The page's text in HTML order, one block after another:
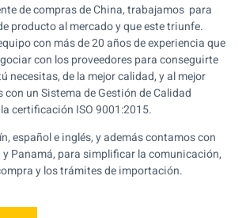
de compras de China, trabajamos para
producto al mercado y que este triunfe.
con más de 20 años de experiencia que
con los proveedores para conseguirte
necesitas, de la mejor calidad, y al mejor
un Sistema de Gestión de Calidad
certificación ISO 9001:2015.
español e inglés, y además contamos con
Panamá, para simplificar la comunicación,
y los trámites de importación.